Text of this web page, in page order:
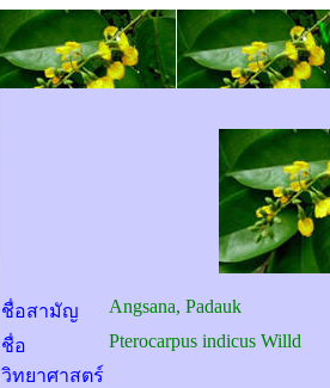
ชื่อสามัญ
Angsana, Padauk
ชื่อ
วิทยาศาสตร์
Pterocarpus indicus Willd